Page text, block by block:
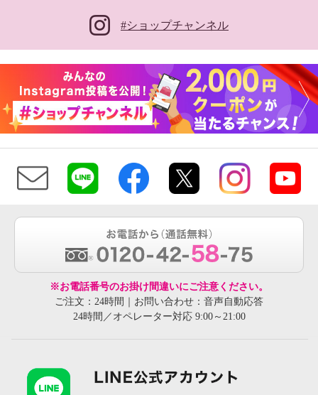
#ショップチャンネル
※お電話番号のお掛け間違いにご注意ください。
ご注文：24時間｜お問い合わせ：音声自動応答
24時間／オペレーター対応 9:00～21:00